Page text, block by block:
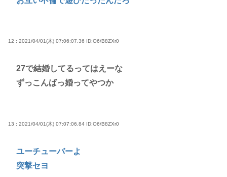
12 : 2021/04/01(木) 07:06:07.36 ID:O6/B8ZXr0
27で結婚してるってはえーな
ずっこんばっ婚ってやつか
13 : 2021/04/01(木) 07:07:06.84 ID:O6/B8ZXr0
ユーチューバーよ
突撃セヨ